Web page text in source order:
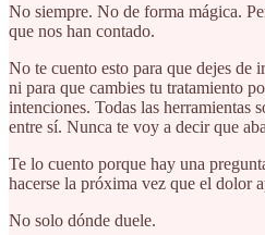
No siempre. No de forma mágica.
que nos han contado.
No te cuento esto para que dejes de
ni para que cambies tu tratamiento
intenciones. Todas las herramientas
entre sí. Nunca te voy a decir que
Te lo cuento porque hay una
hacerse la próxima vez que el dolor
No solo dónde duele.